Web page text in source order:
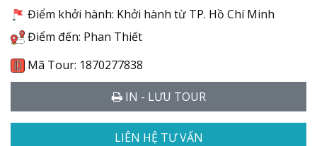
Điểm khởi hành: Khởi hành từ TP. Hồ Chí Minh
Điểm đến: Phan Thiết
Mã Tour: 1870277838
IN - LƯU TOUR
LIÊN HỆ TƯ VẤN